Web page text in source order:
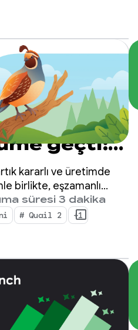
Quail 2
geçti:
Yapay
ile çoklu
kararlı ve üretimde
birlikte, eşzamanlı
yerel olarak entegre
oluşturma ve bağlama
gibi özelliklerle
süresi 3 dakika
# Quail 2 +1